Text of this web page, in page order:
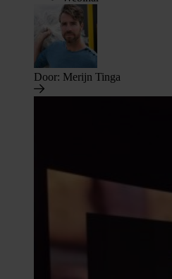
Door: Merijn Tinga